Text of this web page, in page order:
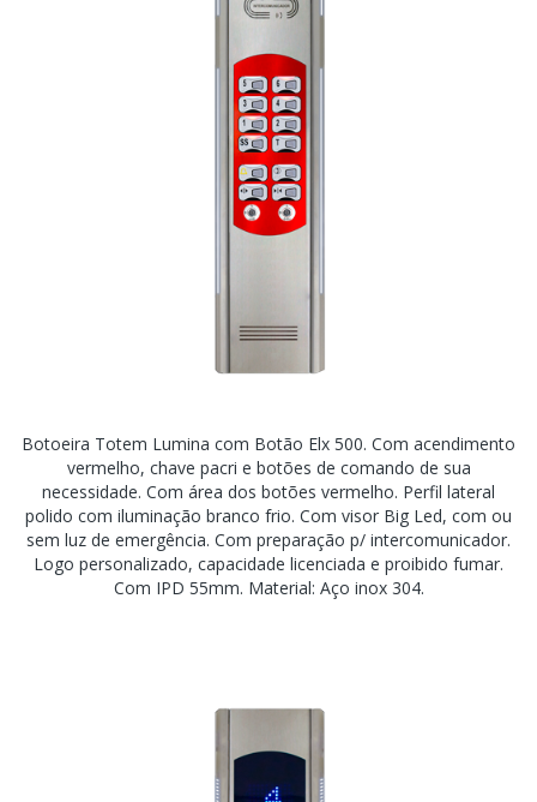
Botoeira Totem Lumina com Botão Elx 500. Com acendimento
vermelho, chave pacri e botões de comando de sua
necessidade. Com área dos botões vermelho. Perfil lateral
polido com iluminação branco frio. Com visor Big Led, com ou
sem luz de emergência. Com preparação p/ intercomunicador.
Logo personalizado, capacidade licenciada e proibido fumar.
Com IPD 55mm. Material: Aço inox 304.